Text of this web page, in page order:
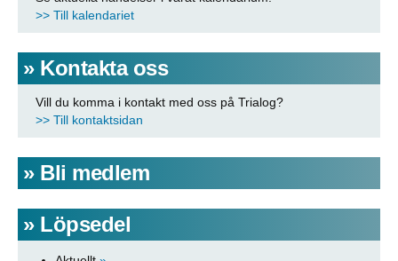
>> Till kalendariet
Kontakta oss
Vill du komma i kontakt med oss på Trialog?
>> Till kontaktsidan
Bli medlem
Löpsedel